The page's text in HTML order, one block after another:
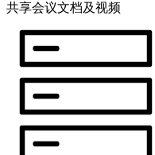
共享会议文档及视频